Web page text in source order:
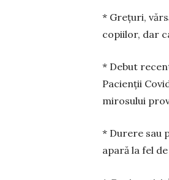
* Grețuri,
copiilor, dar
* Debut
Pacienții
mirosului
* Durere sau
apară la fel